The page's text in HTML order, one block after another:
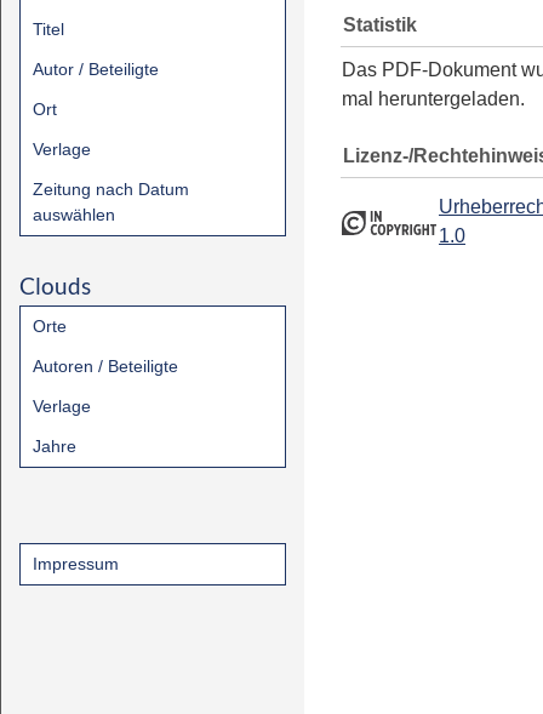
Titel
Autor / Beteiligte
Ort
Verlage
Zeitung nach Datum
auswählen
Clouds
Orte
Autoren / Beteiligte
Verlage
Jahre
Impressum
Statistik
Das PDF-Dokument
mal heruntergeladen.
Lizenz-/
1.0